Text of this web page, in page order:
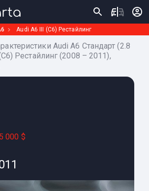
Audi A6 III (C6) Рестайлинг
Audi A6 Стандарт (2.8
Рестайлинг (2008 – 2011),
000 $